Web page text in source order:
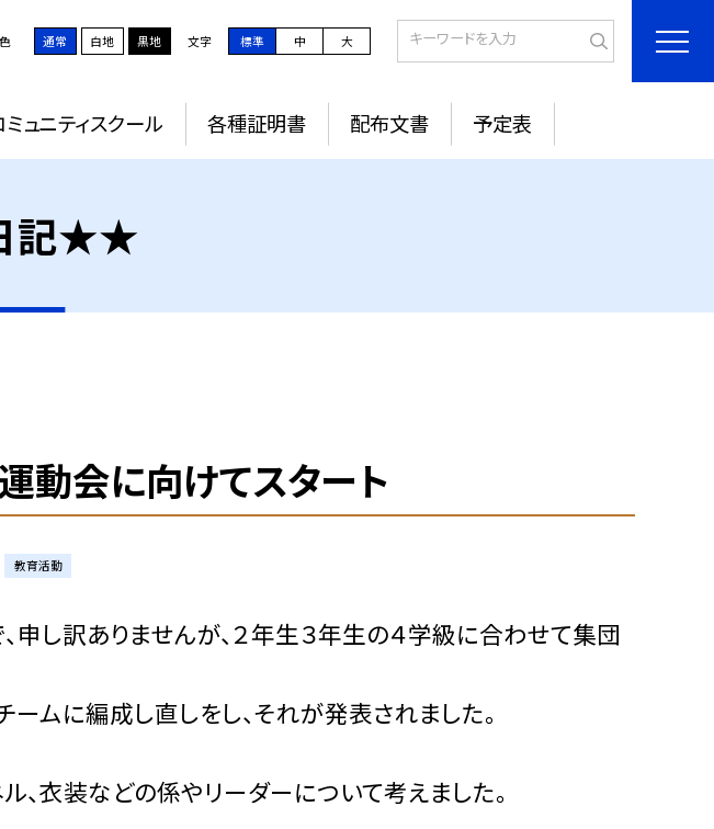
通常 白地 黒地 文字 標準 中 大
ュニティスクール 各種証明書 配布文書 予定表
記★★
動会に向けてスタート
教育活動
申し訳ありませんが、２年生３年生の４学級に合わせて集団
ームに編成し直しをし、それが発表されました。
、衣装などの係やリーダーについて考えました。